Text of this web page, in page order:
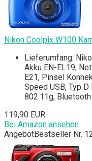
Nikon Coolpix W100
Lieferumfang:
Akku EN-EL19,
E21, Pinsel
Speed USB, Typ
802.11g, Bluetooth
119,90 EUR
Bei Amazon ansehen
AngebotBestseller Nr.